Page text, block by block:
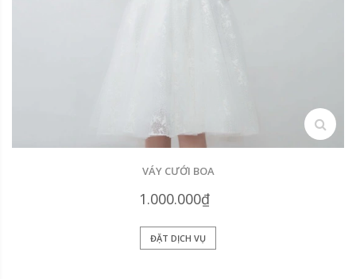
search
VÁY CƯỚI BOA
1.000.000₫
ĐẶT DỊCH VỤ